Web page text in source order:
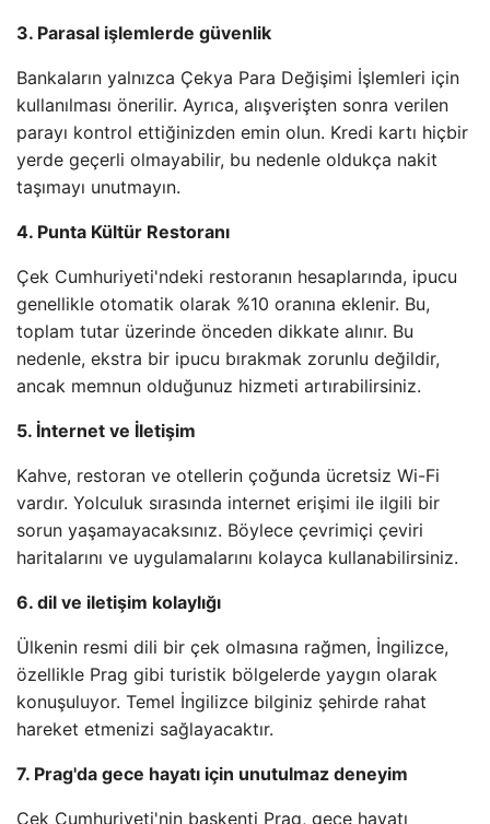
3. Parasal işlemlerde güvenlik
Bankaların yalnızca Çekya Para Değişimi İşlemleri için
kullanılması önerilir. Ayrıca, alışverişten sonra verilen
parayı kontrol ettiğinizden emin olun. Kredi kartı hiçbir
yerde geçerli olmayabilir, bu nedenle oldukça nakit
taşımayı unutmayın.
4. Punta Kültür Restoranı
Çek Cumhuriyeti'ndeki restoranın hesaplarında, ipucu
genellikle otomatik olarak %10 oranına eklenir. Bu,
toplam tutar üzerinde önceden dikkate alınır. Bu
nedenle, ekstra bir ipucu bırakmak zorunlu değildir,
ancak memnun olduğunuz hizmeti artırabilirsiniz.
5. İnternet ve İletişim
Kahve, restoran ve otellerin çoğunda ücretsiz Wi-Fi
vardır. Yolculuk sırasında internet erişimi ile ilgili bir
sorun yaşamayacaksınız. Böylece çevrimiçi çeviri
haritalarını ve uygulamalarını kolayca kullanabilirsiniz.
6. dil ve iletişim kolaylığı
Ülkenin resmi dili bir çek olmasına rağmen, İngilizce,
özellikle Prag gibi turistik bölgelerde yaygın olarak
konuşuluyor. Temel İngilizce bilginiz şehirde rahat
hareket etmenizi sağlayacaktır.
7. Prag'da gece hayatı için unutulmaz deneyim
Çek Cumhuriyeti'nin başkenti Prag, gece hayatı